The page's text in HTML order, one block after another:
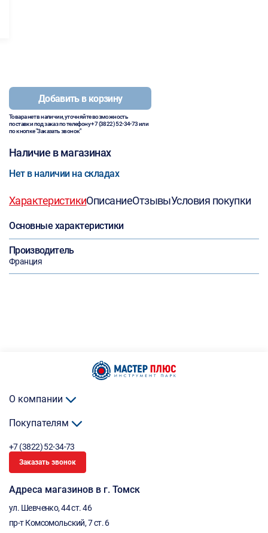
Добавить в корзину
Товара нет в наличии, уточняйте возможность
поставки под заказ по телефону+7 (3822) 52-34-73или
по кнопке "Заказать звонок"
Наличие в магазинах
Нет в наличии на складах
ХарактеристикиОписаниеОтзывыУсловия покупки
Основные характеристики
Производитель
Франция
О компании
Покупателям
+7 (3822) 52-34-73
Заказать звонок
Адреса магазинов в г. Томск
ул. Шевченко, 44 ст. 46
пр-т Комсомольский, 7 ст. 6